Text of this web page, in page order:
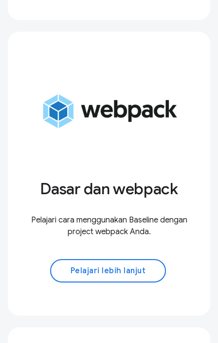
Dasar dan webpack
Pelajari cara menggunakan Baseline dengan
project webpack Anda.
Pelajari lebih lanjut